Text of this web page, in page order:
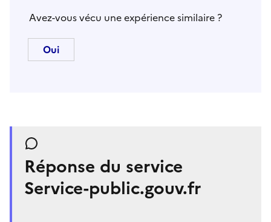
Avez-vous vécu une expérience similaire ?
Réponse du service
Service-public.gouv.fr